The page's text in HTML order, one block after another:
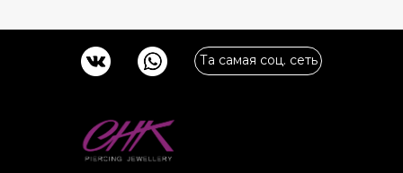
Та самая соц. сеть